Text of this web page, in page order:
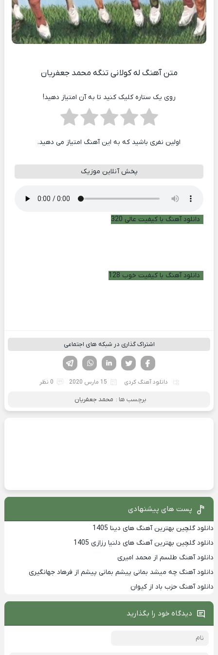
متن آهنگ له کولانی تنگه محمد جعفریان
روی یک ستاره کلیک کنید تا به آن امتیاز دهید!
اولین نفری باشید که به این آهنگ امتیاز می دهید.
پخش آنلاین موزیک
دانلود آهنگ با کیفیت عالی 320
دانلود آهنگ با کیفیت خوب 128
اشتراک گذاری در شبکه های اجتماعی
لینکدین تویتر
فیسوک
دانلود آهنگ کردی 15 مارس 2020 0 نظر
برچسب ها : محمد جعفریان
پست های پیشنهادی
دانلود گلچین بهترین آهنگ های دینا 1405
دانلود گلچین بهترین آهنگ های دلنیا رزازی 1405
دانلود آهنگ طلسم از محمد امیری
دانلود آهنگ چه میشد بمانی پیشم بمانی پیشم از فرهاد جهانگیری
دانلود آهنگ حزب باد از کیوان
دیدگاه خود را بگذارید